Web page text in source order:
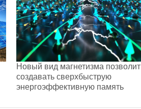
Новый вид магнетизма позволит
создавать сверхбыструю
энергоэффективную память